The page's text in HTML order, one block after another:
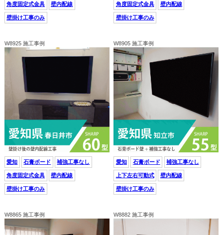
角度固定式金具 壁内配線
壁掛け工事のみ
角度固定式金具 壁内配線
壁掛け工事のみ
W8925 施工事例
愛知 石膏ボード 補強工事なし
角度固定式金具 壁内配線
壁掛け工事のみ
W8905 施工事例
愛知 石膏ボード 補強工事なし
上下左右可動式 壁内配線
壁掛け工事のみ
W8865 施工事例 W8882 施工事例